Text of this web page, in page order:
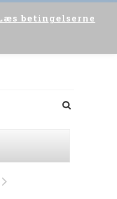
0
betingelserne